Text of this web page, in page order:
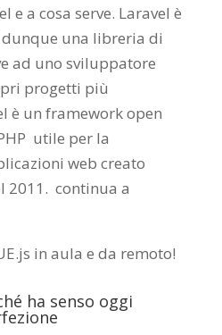
e a cosa serve. Laravel è
una libreria di
ad uno sviluppatore
progetti più
è un framework open
utile per la
web creato
2011. continua a
in aula e da remoto!
ha senso oggi